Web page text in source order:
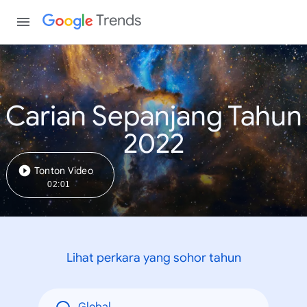
Trends
Carian Sepanjang Tahun
2022
Tonton Video
02:01
Lihat perkara yang sohor tahun